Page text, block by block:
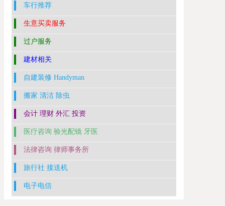
车行推荐
生意买卖服务
过户服务
建材相关
自建装修 Handyman
搬家 清洁 除虫
会计 理财 外汇 投资
医疗咨询 验光配镜 牙医
法律咨询 律师事务所
旅行社 接送机
电子电信